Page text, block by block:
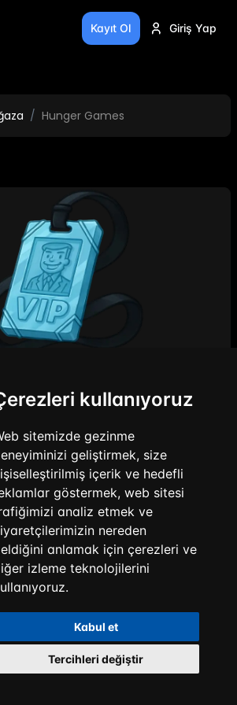
kullanıyoruz
sitemizde gezinme
geliştirmek, size
içerik ve hedefli
göstermek, web sitesi
analiz etmek ve
nereden
anlamak için çerezleri ve
izleme teknolojilerini
Kabul et
Tercihleri değiştir
Kayıt Ol Giriş Yap
Hunger Games
Özel Üyelikler
Diğer